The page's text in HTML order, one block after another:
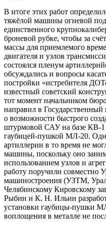
В итоге этих работ
тяжёлой машины огневой
единственного
броневой рубке, чтобы за
массы для приемлемого
двигателя и узлов
состоялся пленум
обсуждались и вопросы
постройки «истребителя
известный советский
тот момент начальником
направил в
о возможности быстрого
штурмовой САУ на базе КВ-
гаубицей-пушкой МЛ-20.
артиллерии в то время не
машины, поскольку оно
использованием узлов и
работу поручили совместно
машиностроения (УЗТМ,
Челябинскому Кировскому
Рыбин и К. Н. Ильин
установки гаубицы-пушки
воплощения в металле не